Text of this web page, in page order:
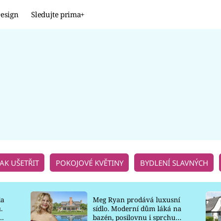
Sledujte prima+
UŠETŘIT POKOJOVÉ KVĚTINY BYDLENÍ SLAVNÝCH
Meg Ryan prodává luxusní
sídlo. Moderní dům láká na
bazén, posilovnu i sprchu